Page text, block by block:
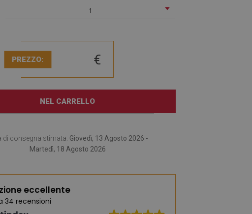
1
PREZZO: €
NEL CARRELLO
di consegna stimata: Giovedì, 13 Agosto 2026 -
Martedì, 18 Agosto 2026
eccellente
34 recensioni